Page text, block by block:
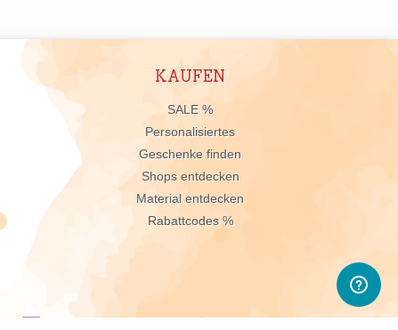
KAUFEN
SALE %
Personalisiertes
Geschenke finden
Shops entdecken
Material entdecken
Rabattcodes %